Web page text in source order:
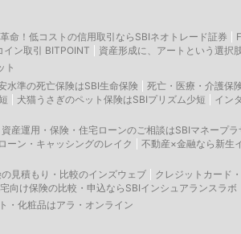
命！低コストの信用取引ならSBIネオトレード証券
イン取引 BITPOINT 資産形成に、アートという選
ト
水準の死亡保険はSBI生命保険
死亡・医療・介護保
犬猫うさぎのペット保険はSBIプリズム少短
イン
資産運用・保険・住宅ローンのご相談はSBIマネープラ
ーン・キャッシングのレイク
不動産×金融なら新生
見積もり・比較のインズウェブ
クレジットカード
向け保険の比較・申込ならSBIインシュアランスラボ
・化粧品はアラ・オンライン